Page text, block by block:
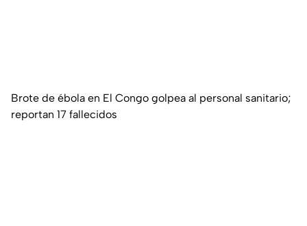
Brote de ébola en El Congo golpea al personal sanitario;
reportan 17 fallecidos